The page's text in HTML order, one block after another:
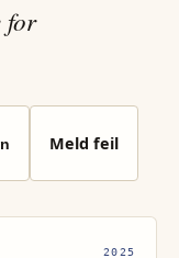
for
Meld feil
2025